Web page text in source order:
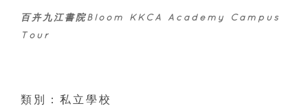
百卉九江書院Bloom KKCA Academy Campus
Tour
類別：私立學校